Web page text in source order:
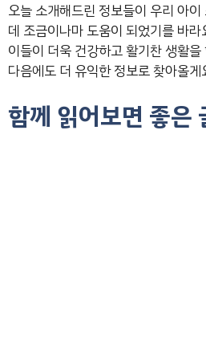
오늘 소개해드린 정보들이 우리 아
데 조금이나마 도움이 되었기를 바
이들이 더욱 건강하고 활기찬 생활
다음에도 더 유익한 정보로 찾아올게
함께 읽어보면 좋은